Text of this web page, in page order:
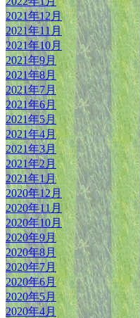
2021年12月
2021年11月
2021年10月
2021年9月
2021年8月
2021年7月
2021年6月
2021年5月
2021年4月
2021年3月
2021年2月
2021年1月
2020年12月
2020年11月
2020年10月
2020年9月
2020年8月
2020年7月
2020年6月
2020年5月
2020年4月